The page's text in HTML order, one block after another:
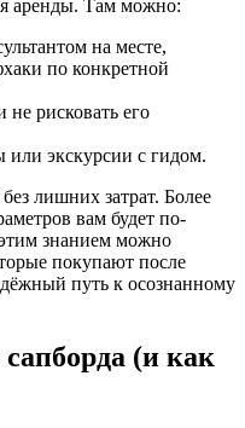
аренды. Там можно:
на месте,
по конкретной
не рисковать его
или экскурсии с гидом.
лишних затрат. Более
вам будет по-
знанием можно
покупают после
путь к осознанному
(и как